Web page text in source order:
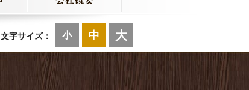
文字サイズ： 小 中 大